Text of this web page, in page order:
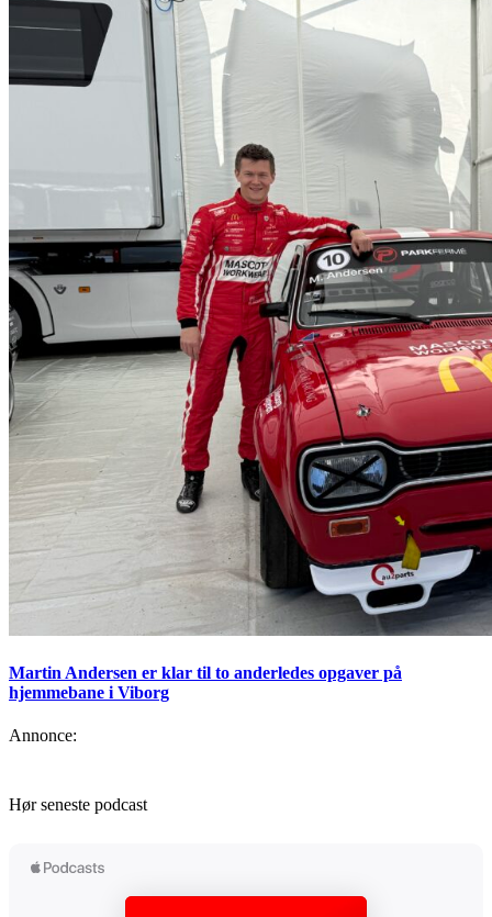
Martin Andersen er klar til to anderledes opgaver på
hjemmebane i Viborg
Annonce:
Hør seneste podcast